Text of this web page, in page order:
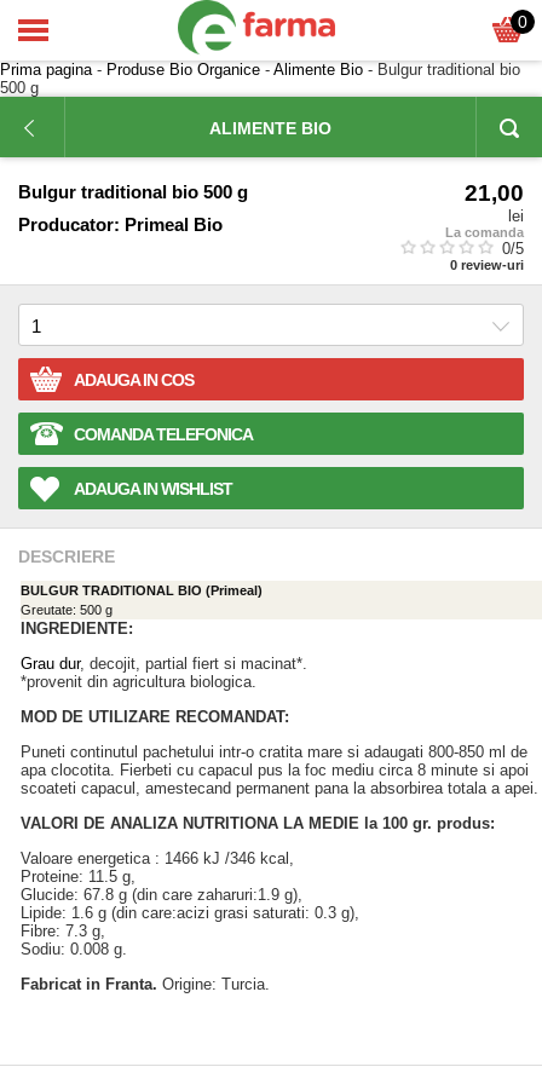
0
Prima pagina- Produse Bio Organice - Alimente Bio - Bulgur traditional bio
500 g
ALIMENTE BIO
Bulgur traditional bio 500 g
Producator: Primeal Bio
21,00
lei
La comanda
0/5
0 review-uri
ADAUGA IN COS
COMANDA TELEFONICA
ADAUGA IN WISHLIST
DESCRIERE
BULGUR TRADITIONAL BIO (Primeal)
Greutate: 500 g
INGREDIENTE:
Grau dur, decojit, partial fiert si macinat*.
*provenit din agricultura biologica.
MOD DE UTILIZARE RECOMANDAT:
Puneti continutul pachetului intr-o cratita mare si adaugati 800-850 ml de
apa clocotita. Fierbeti cu capacul pus la foc mediu circa 8 minute si apoi
scoateti capacul, amestecand permanent pana la absorbirea totala a apei.
VALORI DE ANALIZA NUTRITIONA LA MEDIE la 100 gr. produs:
Valoare energetica : 1466 kJ /346 kcal,
Proteine: 11.5 g,
Glucide: 67.8 g (din care zaharuri:1.9 g),
Lipide: 1.6 g (din care:acizi grasi saturati: 0.3 g),
Fibre: 7.3 g,
Sodiu: 0.008 g.
Fabricat in Franta. Origine: Turcia.